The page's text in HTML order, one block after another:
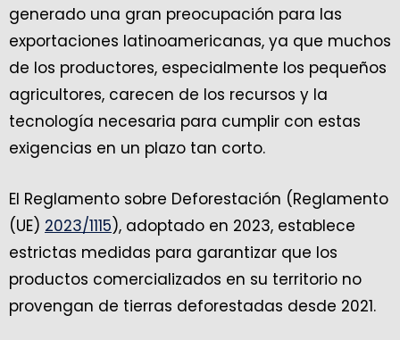
generado una gran preocupación para las
exportaciones latinoamericanas, ya que muchos
de los productores, especialmente los pequeños
agricultores, carecen de los recursos y la
tecnología necesaria para cumplir con estas
exigencias en un plazo tan corto.
El Reglamento sobre Deforestación (Reglamento
(UE) 2023/1115), adoptado en 2023, establece
estrictas medidas para garantizar que los
productos comercializados en su territorio no
provengan de tierras deforestadas desde 2021.